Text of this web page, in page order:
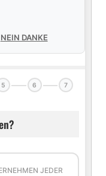
NEIN DANKE
5 6 7
JEDER